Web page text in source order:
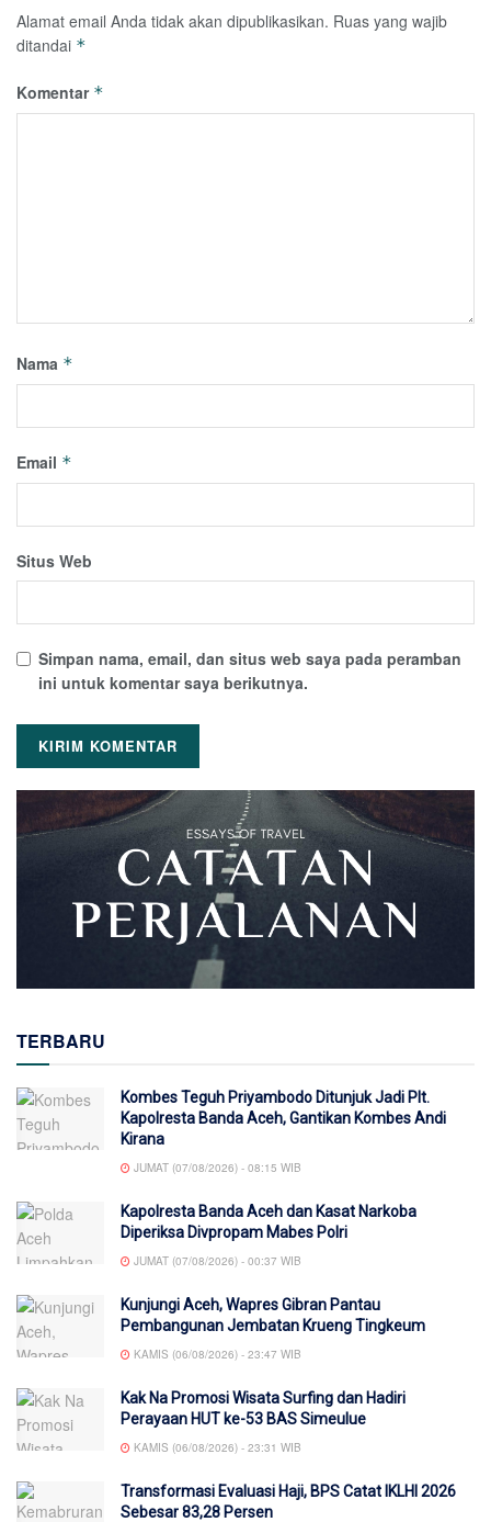
Alamat email Anda tidak akan dipublikasikan. Ruas yang wajib
ditandai *
Komentar *
Nama *
Email *
Situs Web
Simpan nama, email, dan situs web saya pada peramban
ini untuk komentar saya berikutnya.
TERBARU
Kombes Teguh Priyambodo Ditunjuk Jadi Plt.
Kapolresta Banda Aceh, Gantikan Kombes Andi
Kirana
JUMAT (07/08/2026) - 08:15 WIB
Kapolresta Banda Aceh dan Kasat Narkoba
Diperiksa Divpropam Mabes Polri
JUMAT (07/08/2026) - 00:37 WIB
Kunjungi Aceh, Wapres Gibran Pantau
Pembangunan Jembatan Krueng Tingkeum
KAMIS (06/08/2026) - 23:47 WIB
Kak Na Promosi Wisata Surfing dan Hadiri
Perayaan HUT ke-53 BAS Simeulue
KAMIS (06/08/2026) - 23:31 WIB
Transformasi Evaluasi Haji, BPS Catat IKLHI 2026
Sebesar 83,28 Persen